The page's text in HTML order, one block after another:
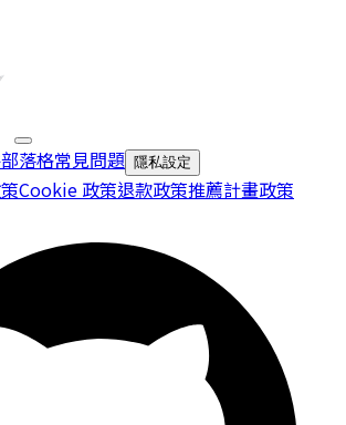
部落格常見問題 隱私設定
Cookie 政策退款政策推薦計畫政策